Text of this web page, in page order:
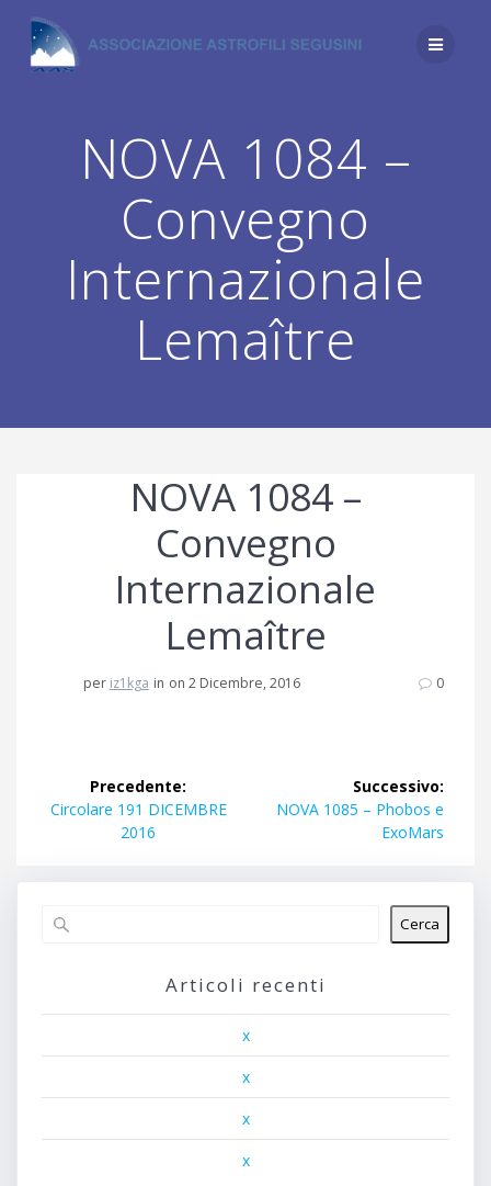
contenuto
NOVA 1084 –
Convegno
Internazionale
Lemaître
NOVA 1084 –
Convegno
Internazionale
Lemaître
per iz1kga in on 2 Dicembre, 2016 0
Navigazione
articoli
Precedente:
Articolo
precedente:
Circolare 191 DICEMBRE
2016
Successivo:
Articolo
NOVA 1085 – Phobos e
ExoMars
Cerca
Articoli recenti
x
x
x
x